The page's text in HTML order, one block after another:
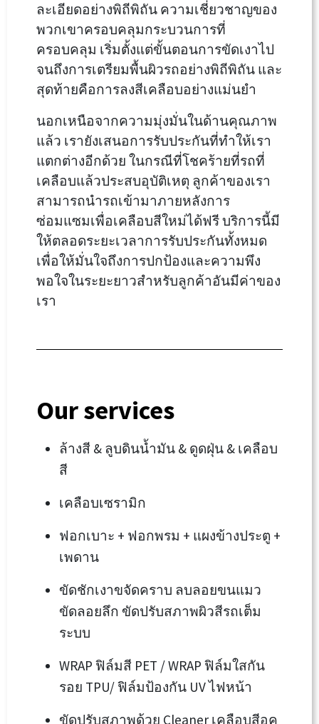
ละเอียดอย่างพิถีพิถัน ความเชี่ยวชาญของ
พวกเขาครอบคลุมกระบวนการที่
ครอบคลุม เริ่มตั้งแต่ขั้นตอนการขัดเงาไป
จนถึงการเตรียมพื้นผิวรถอย่างพิถีพิถัน และ
สุดท้ายคือการลงสีเคลือบอย่างแม่นยำ
นอกเหนือจากความมุ่งมั่นในด้านคุณภาพ
แล้ว เรายังเสนอการรับประกันที่ทำให้เรา
แตกต่างอีกด้วย ในกรณีที่โชคร้ายที่รถที่
เคลือบแล้วประสบอุบัติเหตุ ลูกค้าของเรา
สามารถนำรถเข้ามาภายหลังการ
ซ่อมแซมเพื่อเคลือบสีใหม่ได้ฟรี บริการนี้มี
ให้ตลอดระยะเวลาการรับประกันทั้งหมด
เพื่อให้มั่นใจถึงการปกป้องและความพึง
พอใจในระยะยาวสำหรับลูกค้าอันมีค่าของ
เรา
Our services
ล้างสี & ลูบดินน้ำมัน & ดูดฝุ่น & เคลือบ
สี
เคลือบเซรามิก
ฟอกเบาะ + ฟอกพรม + แผงข้างประตู +
เพดาน
ขัดชักเงาขจัดคราบ ลบลอยขนแมว
ขัดลอยลึก ขัดปรับสภาพผิวสีรถเต็ม
ระบบ
WRAP ฟิล์มสี PET / WRAP ฟิล์มใสกัน
รอย TPU/ ฟิล์มป้องกัน UV ไฟหน้า
ขัดปรับสภาพด้วย Cleaner เคลือบสีอค